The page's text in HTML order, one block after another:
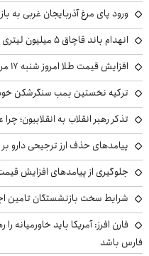
ورود پای مرغ آذربایجان غربی به
انهدام باند قاچاق ۵ میلیون لیتری سوخت در بندرعباس
افزایش قیمت طلا امروز شنبه ۱۷ مرداد ۱۴۰۵
ترکیه نخستین بمب سنگرشکن خود
تذکر رهبر انقلاب به انقلابیون؛
پیامدهای حذف ارز ترجیحی دارو بر
جلوگیری از پیامدهای افزایش
شرایط سخت بازنشستگان تامین
فارن افرز: آمریکا باید
فارس باشد